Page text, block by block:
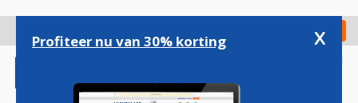
gaan
Check in
Profiteer nu van 30% korting x